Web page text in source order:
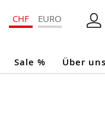
CHF EURO
Sale % Über uns